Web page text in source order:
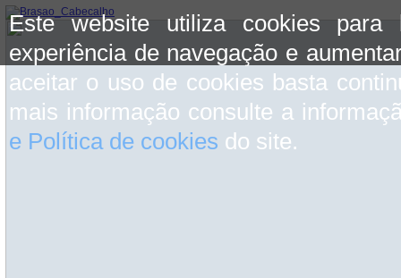
Este website utiliza cookies para
experiência de navegação e
aceitar o uso de cookies basta
mais informação consulte a
e Política de cookies do site.